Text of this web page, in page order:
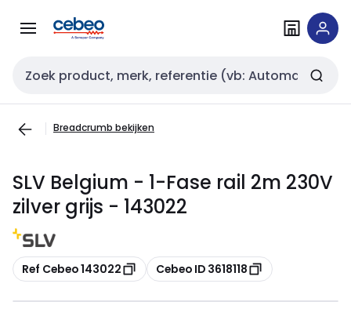
naar
naar
Zoekveld invoer
Breadcrumb bekijken
SLV Belgium - 1-Fase rail 2m 230V
zilver grijs - 143022
Kopiëren
Ref Cebeo 143022 Kopiëren
Cebeo ID 3618118